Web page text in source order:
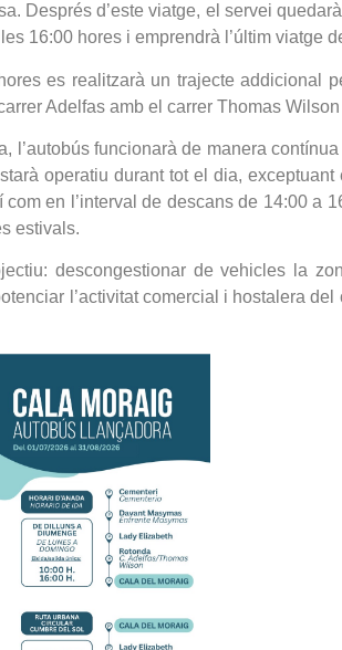
Després d’este viatge, el servei
16:00 hores i emprendrà l’últim viatge
es realitzarà un trajecte addicional
Adelfas amb el carrer Thomas
funcionarà de manera
operatiu durant tot el dia,
en l’interval de descans de 14:00 a
estivals.
descongestionar de vehicles la
l’activitat comercial i hostalera